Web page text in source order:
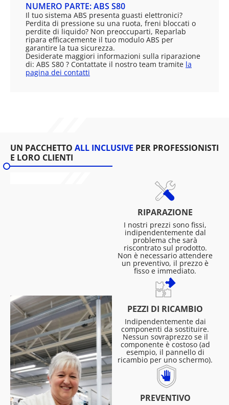
NUMERO PARTE: ABS S80
Il tuo sistema ABS presenta guasti elettronici?
Perdita di pressione su una ruota, freni bloccati o
perdite di liquido? Non preoccuparti, Reparlab
ripara efficacemente il tuo modulo ABS per
garantire la tua sicurezza.
Desiderate maggiori informazioni sulla riparazione
di: ABS S80 ? Contattate il nostro team tramite la
pagina dei contatti
UN PACCHETTO ALL INCLUSIVE PER PROFESSIONISTI
E LORO CLIENTI
RIPARAZIONE
I nostri prezzi sono fissi,
indipendentemente dal
problema che sarà
riscontrato sul prodotto.
Non è necessario attendere
un preventivo, il prezzo è
fisso e immediato.
PEZZI DI RICAMBIO
Indipendentemente dai
componenti da sostituire.
Nessun sovraprezzo se il
componente è costoso (ad
esempio, il pannello di
ricambio per uno schermo).
PREVENTIVO